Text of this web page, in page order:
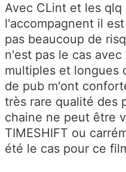
Avec CLint et les qlq
l'accompagnent il
pas beaucoup de
n'est pas le cas
multiples et longues
de pub m'ont
très rare qualité des
chaine ne peut être
TIMESHIFT ou
été le cas pour ce